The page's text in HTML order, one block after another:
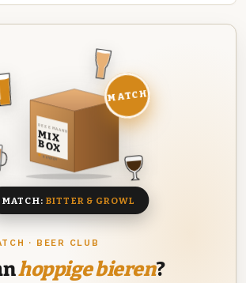
· BEER CLUB
hoppige bieren?
DEZE MAAND
MIX
BOX
8 BIEREN
MATCH
MATCH: BITTER & GROWL